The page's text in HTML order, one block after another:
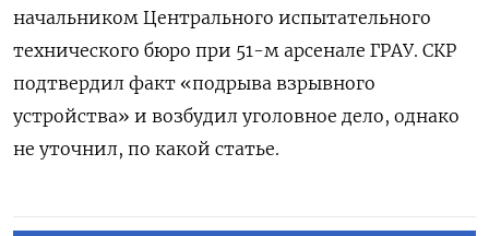
начальником Центрального испытательного
технического бюро при 51-м арсенале ГРАУ. СКР
подтвердил факт «подрыва взрывного
устройства» и возбудил уголовное дело, однако
не уточнил, по какой статье.